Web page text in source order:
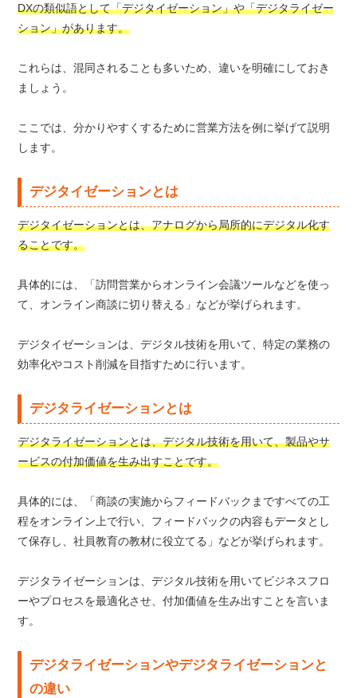
DXの類似語として「デジタイゼーション」や「デジタライゼー
ション」があります。
これらは、混同されることも多いため、違いを明確にしておき
ましょう。
ここでは、分かりやすくするために営業方法を例に挙げて説明
します。
デジタイゼーションとは
デジタイゼーションとは、アナログから局所的にデジタル化す
ることです。
具体的には、「訪問営業からオンライン会議ツールなどを使っ
て、オンライン商談に切り替える」などが挙げられます。
デジタイゼーションは、デジタル技術を用いて、特定の業務の
効率化やコスト削減を目指すために行います。
デジタライゼーションとは
デジタライゼーションとは、デジタル技術を用いて、製品やサ
ービスの付加価値を生み出すことです。
具体的には、「商談の実施からフィードバックまですべての工
程をオンライン上で行い、フィードバックの内容もデータとし
て保存し、社員教育の教材に役立てる」などが挙げられます。
デジタライゼーションは、デジタル技術を用いてビジネスフロ
ーやプロセスを最適化させ、付加価値を生み出すことを言いま
す。
デジタライゼーションやデジタライゼーションと
の違い